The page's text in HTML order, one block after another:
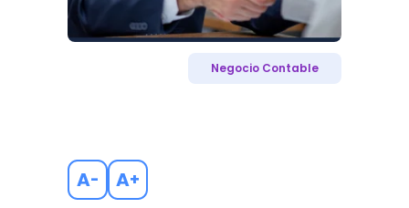
Negocio Contable
A- A+